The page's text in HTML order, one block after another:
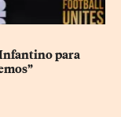
para